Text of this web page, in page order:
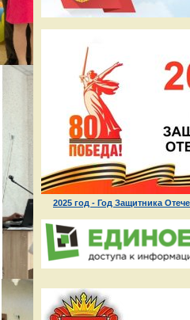
2025 год - Год Защитника